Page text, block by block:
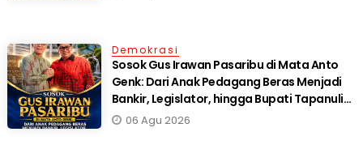
Demokrasi
Sosok Gus Irawan Pasaribu di Mata Anto
Genk: Dari Anak Pedagang Beras Menjadi
Bankir, Legislator, hingga Bupati Tapanuli
Selatan
06 Agu 2026